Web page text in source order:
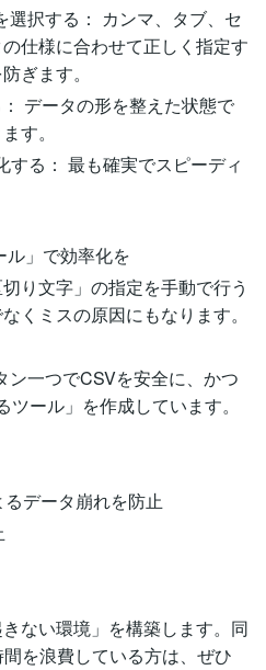
択する： カンマ、タブ、セ
仕様に合わせて正しく指定す
ぎます。
データの形を整えた状態で
す。
る： 最も確実でスピーディ
ル」で効率化を
り文字」の指定を手動で行う
くミスの原因にもなります。
一つでCSVを安全に、かつ
ール」を作成しています。
データ崩れを防止
ない環境」を構築します。同
を浪費している方は、ぜひ